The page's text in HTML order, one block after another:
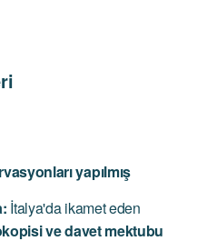
yapılmış
İtalya'da ikamet eden
ve davet mektubu